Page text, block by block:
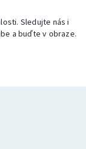
Sledujte nás i
a buďte v obraze.